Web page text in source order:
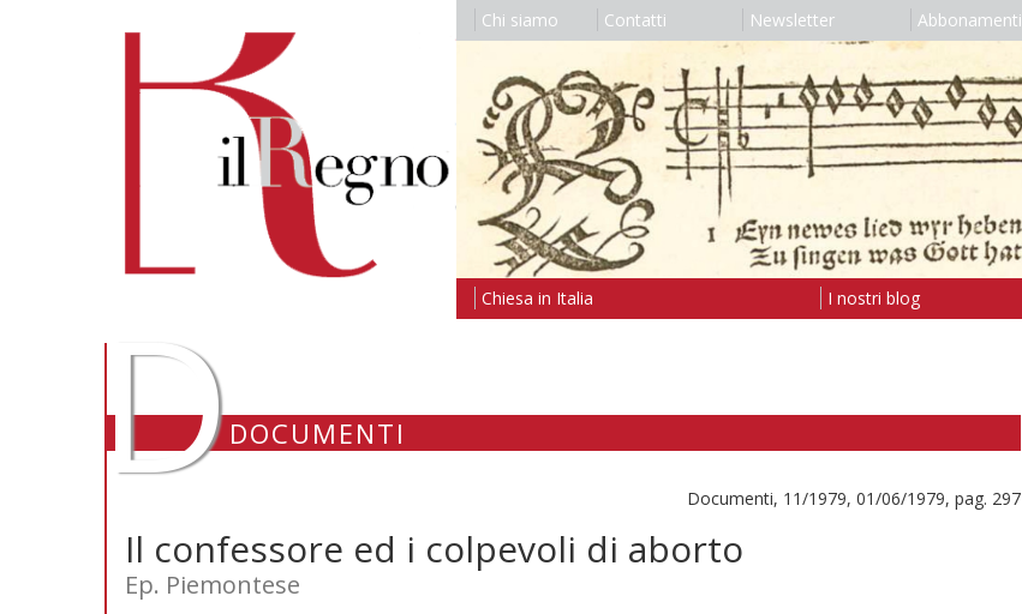
Chi siamo Contatti Newsletter Abbonamenti
Chiesa in Italia I nostri blog
DDOCUMENTI
Documenti, 11/1979, 01/06/1979, pag. 297
Il confessore ed i colpevoli di aborto
Ep. Piemontese